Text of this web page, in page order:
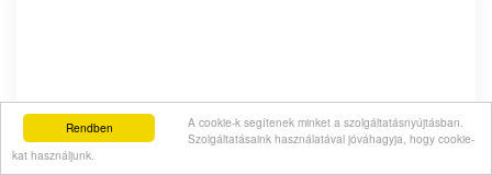
Rendben
A cookie-k segítenek minket a szolgáltatásnyújtásban.
Szolgáltatásaink használatával jóváhagyja, hogy cookie-
kat használjunk.